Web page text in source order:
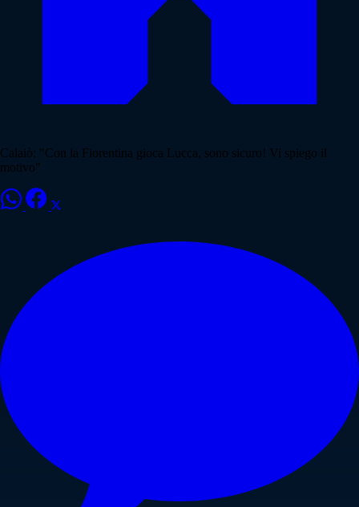
Calaiò: "Con la Fiorentina gioca Lucca, sono sicuro! Vi spiego il
motivo"